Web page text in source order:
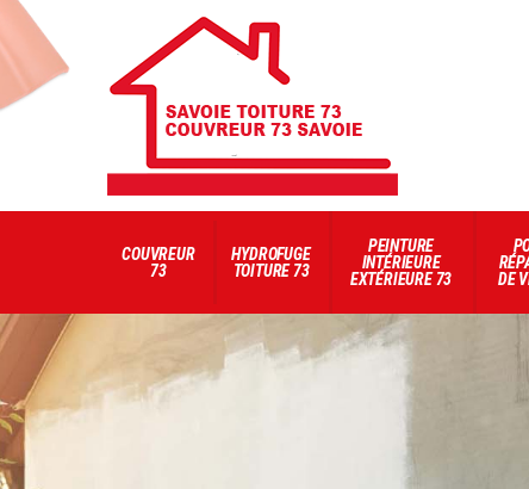
COUVREUR
73
HYDROFUGE
TOITURE 73
PEINTURE
INTÉRIEURE
EXTÉRIEURE 73
DE